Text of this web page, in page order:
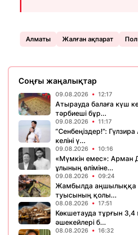
Алматы Жалған ақпарат
Соңғы жаңалықтар
09.08.2026 12:17
Атырауда балаға күш
тәрбиеші бұр...
09.08.2026 11:17
“Сенбеңіздер!”:
келіні ү...
09.08.2026 10:16
«Мүмкін емес»: Арман
ұлының өліміне...
09.08.2026 09:24
Жамбылда аңшылыққа
туысының қолы...
08.08.2026 17:51
Көкшетауда тұрғын 3,4
әшекейлері б...
08.08.2026 16:32